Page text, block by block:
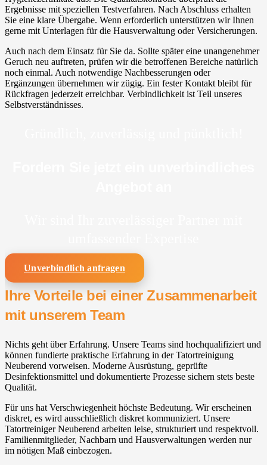
Ergebnisse mit speziellen Testverfahren. Nach Abschluss erhalten
Sie eine klare Übergabe. Wenn erforderlich unterstützen wir Ihnen
gerne mit Unterlagen für die Hausverwaltung oder Versicherungen.
Auch nach dem Einsatz für Sie da. Sollte später eine unangenehmer
Geruch neu auftreten, prüfen wir die betroffenen Bereiche natürlich
noch einmal. Auch notwendige Nachbesserungen oder
Ergänzungen übernehmen wir zügig. Ein fester Kontakt bleibt für
Rückfragen jederzeit erreichbar. Verbindlichkeit ist Teil unseres
Selbstverständnisses.
Unverbindlich anfragen
Ihre Vorteile bei einer Zusammenarbeit
mit unserem Team
Nichts geht über Erfahrung. Unsere Teams sind hochqualifiziert und
können fundierte praktische Erfahrung in der Tatortreinigung
Neuberend vorweisen. Moderne Ausrüstung, geprüfte
Desinfektionsmittel und dokumentierte Prozesse sichern stets beste
Qualität.
Für uns hat Verschwiegenheit höchste Bedeutung. Wir erscheinen
diskret, es wird ausschließlich diskret kommuniziert. Unsere
Tatortreiniger Neuberend arbeiten leise, strukturiert und respektvoll.
Familienmitglieder, Nachbarn und Hausverwaltungen werden nur
im nötigen Maß einbezogen.